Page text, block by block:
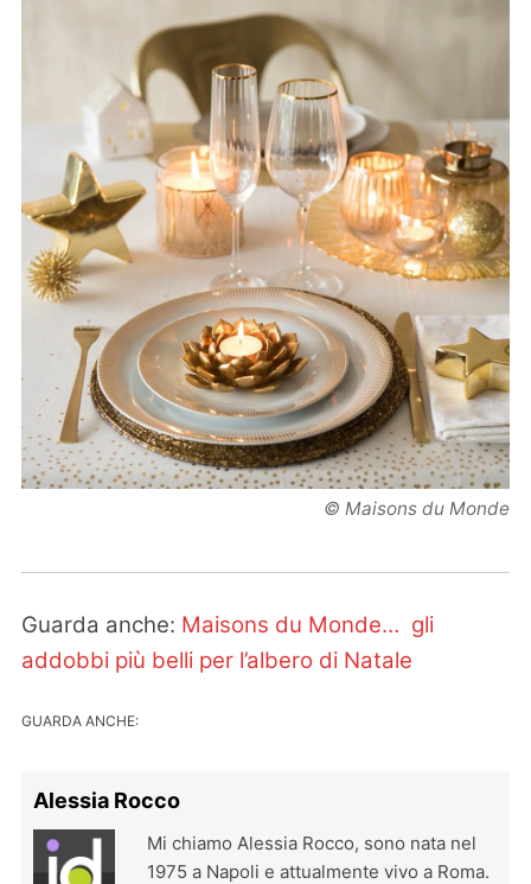
© Maisons du Monde
Guarda anche: Maisons du Monde… gli
addobbi più belli per l’albero di Natale
GUARDA ANCHE:
Alessia Rocco
Mi chiamo Alessia Rocco, sono nata nel
1975 a Napoli e attualmente vivo a Roma.